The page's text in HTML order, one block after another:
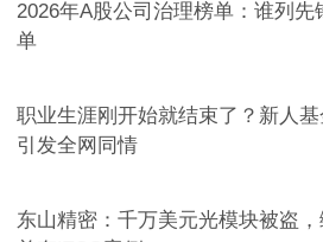
2026年A股公司治理榜单：谁列先
单
职业生涯刚开始就结束了？新人
引发全网同情
东山精密：千万美元光模块被盗